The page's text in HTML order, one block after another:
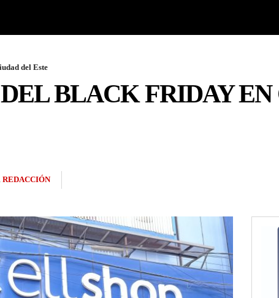
del Este
BLACK FRIDAY
REDACCIÓN